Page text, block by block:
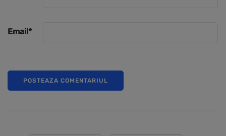
Email *